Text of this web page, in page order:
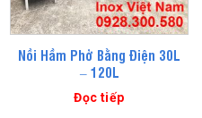
Nồi Hầm Phở Bằng Điện 30L
– 120L
Đọc tiếp